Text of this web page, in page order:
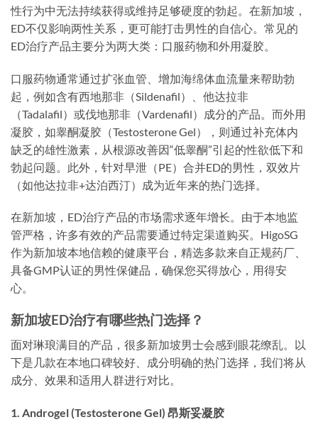
性行为中无法持续获得或维持足够硬度的勃起。在新加坡，
ED不仅影响两性关系，更可能打击男性的自信心。常见的
ED治疗产品主要分为两大类：口服药物和外用凝胶。
口服药物通常通过扩张血管、增加海绵体血流量来帮助勃
起，例如含有西地那非（Sildenafil）、他达拉非
（Tadalafil）或伐地那非（Vardenafil）成分的产品。而外用
凝胶，如睾酮凝胶（Testosterone Gel），则通过补充体内
缺乏的雄性激素，从根源改善因“低睾酮”引起的性欲低下和
勃起问题。此外，针对早泄（PE）合并ED的男性，双效片
（如他达拉非+达泊西汀）成为近年来的热门选择。
在新加坡，ED治疗产品的市场需求逐年增长。由于本地监
管严格，许多有效的产品需要通过特定渠道购买。HigoSG
作为新加坡本地信赖的健康平台，精选多款来自正规药厂、
具备GMP认证的男性保健品，确保您买得放心，用得安
心。
新加坡ED治疗有哪些热门选择？
面对琳琅满目的产品，很多新加坡男士会感到眼花缭乱。以
下是几款在本地口碑较好、成分明确的热门选择，我们将从
成分、效果和适用人群进行对比。
1. Androgel (Testosterone Gel) 昂斯妥凝胶